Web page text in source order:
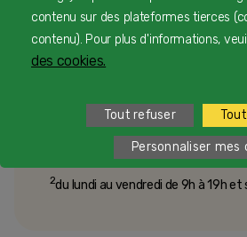
Une équipe d’experts en
pour vous 24/7
Service et appel gratuits en
d'Outre-Mer​
2du lundi au vendredi de 9h à 19h et
contenu sur des plateformes tierces
contenu). Pour plus d'informations,
des cookies.
Tout refuser
Personnaliser mes